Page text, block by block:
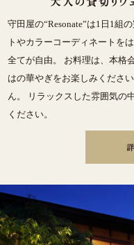
守田屋の“Resonate”は1日1組
トやカラーコーディネートを
全てが自由。 お料理は、本格
はの華やぎをお楽しみくださ
ん。 リラックスした雰囲気の
ください。